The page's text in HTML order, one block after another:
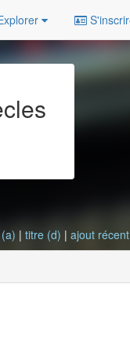
|titre (d) |ajout récent